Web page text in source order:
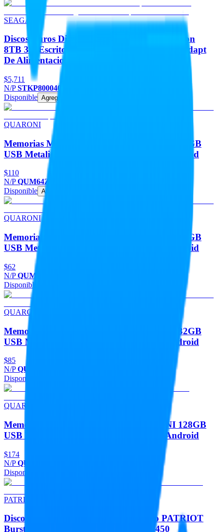
SEAGATE
Discos Duros Disco Duro SEAGATE Expansion
8TB 3.5 Escritorio USB 3.0 Negro Win Mac Adapt
De Alimentacion
$5,711
N/PSTKP8000400
Disponible Agregar
QUARONI
Memorias Memoria Flash USB QUARONI 64GB
USB Metalica USB 2.0 Compatible Con Android
$110
N/PQUM64Z
Disponible Agregar
QUARONI
Memorias Memoria Flash USB QUARONI 16GB
USB Metalica USB 2.0 Compatible Con Android
$62
N/PQUM16Z
Disponible
QUARONI
Memorias Memoria Flash USB QUARONI 32GB
USB Metalica USB 2.0 Compatible Con Android
$85
N/PQUM32Z
Disponible
QUARONI
Memorias Memoria Flash USB QUARONI 128GB
USB Metalica USB 2.0 Compatible Con Android
$174
N/PQUM128Z
Disponible
PATRIOT
Discos Duros Unidad De Estado Solido PATRIOT
Burst Elite 240GB 2.5 SATA 3 LECT.450